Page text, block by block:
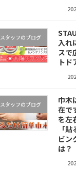
スタッフのブログ
入れ
スで
トド
スタッフのブログ
巾木
在で
を左
「
ビン
は？